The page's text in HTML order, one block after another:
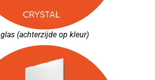
glas (achterzijde op kleur)